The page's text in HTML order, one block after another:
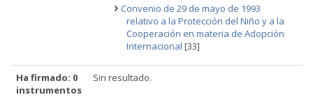
Convenio de 29 de mayo de 1993
relativo a la Protección del Niño y a la
Cooperación en materia de Adopción
Internacional [33]
Ha firmado: 0
instrumentos
Sin resultado.